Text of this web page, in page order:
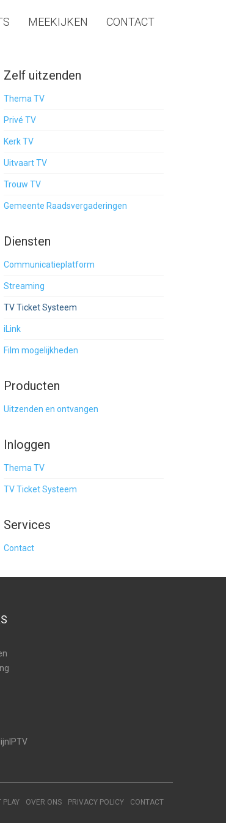
MEEKIJKEN CONTACT
Zelf uitzenden
Thema TV
Privé TV
Kerk TV
Uitvaart TV
Trouw TV
Gemeente Raadsvergaderingen
Diensten
Communicatieplatform
Streaming
TV Ticket Systeem
iLink
Film mogelijkheden
Producten
Uitzenden en ontvangen
Inloggen
Thema TV
TV Ticket Systeem
Services
Contact
PLAY OVER ONS PRIVACY POLICY CONTACT